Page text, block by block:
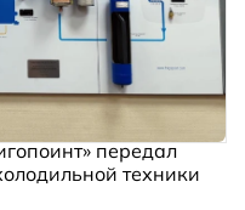
передал
техники